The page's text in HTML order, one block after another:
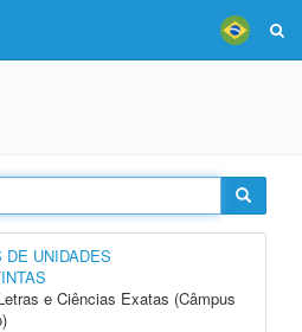
UNIDADES
e Ciências Exatas (Câmpus